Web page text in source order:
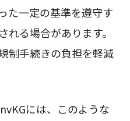
た一定の基準を遵守す
れる場合があります。
制手続きの負担を軽減
には、このような